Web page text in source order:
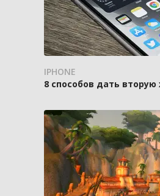
IPHONE
8 способов дать